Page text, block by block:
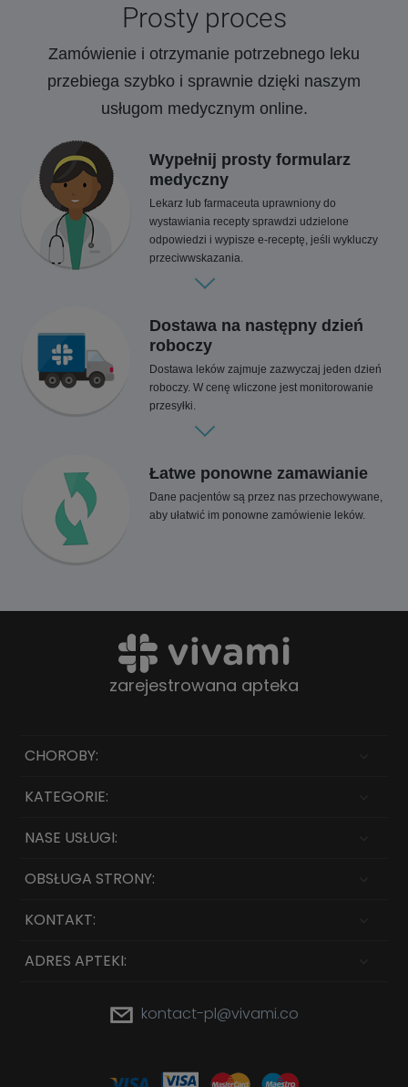
Prosty proces
Zamówienie i otrzymanie potrzebnego leku
przebiega szybko i sprawnie dzięki naszym
usługom medycznym online.
Wypełnij prosty formularz
medyczny
Lekarz lub farmaceuta uprawniony do
wystawiania recepty sprawdzi udzielone
odpowiedzi i wypisze e-receptę, jeśli wykluczy
przeciwwskazania.
Dostawa na następny dzień
roboczy
Dostawa leków zajmuje zazwyczaj jeden dzień
roboczy. W cenę wliczone jest monitorowanie
przesyłki.
Łatwe ponowne zamawianie
Dane pacjentów są przez nas przechowywane,
aby ułatwić im ponowne zamówienie leków.
zarejestrowana apteka
CHOROBY:
KATEGORIE:
NASE USŁUGI:
OBSŁUGA STRONY:
KONTAKT:
ADRES APTEKI:
kontact-pl@vivami.co